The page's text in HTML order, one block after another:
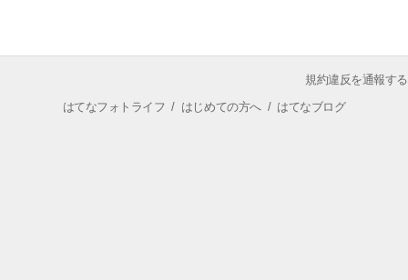
規約違反を通報する
はてなフォトライフ / はじめての方へ/ はてなブログ